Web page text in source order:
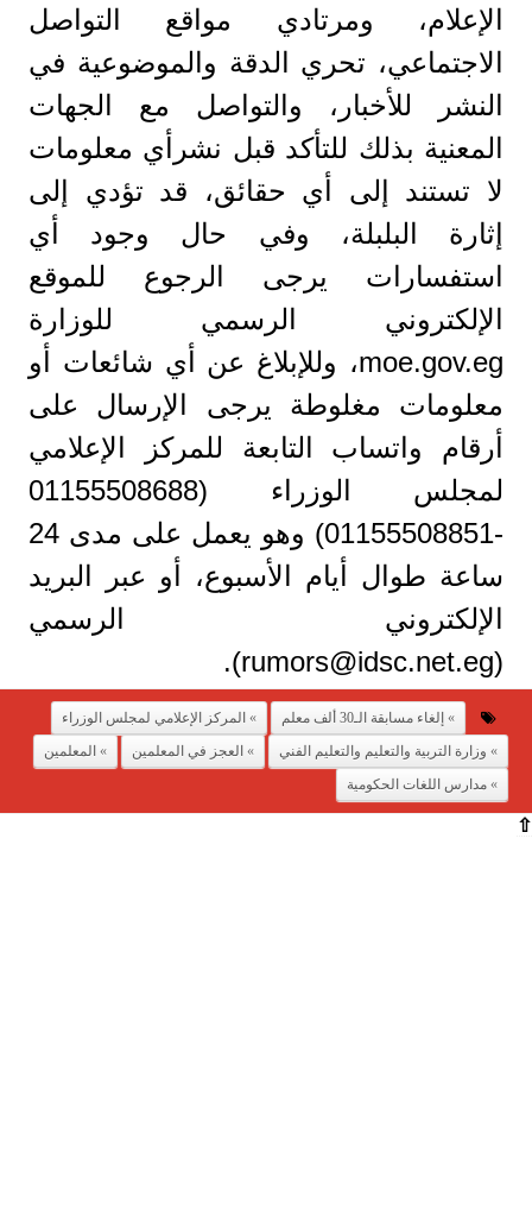
الإعلام، ومرتادي مواقع التواصل
الاجتماعي، تحري الدقة والموضوعية في
النشر للأخبار، والتواصل مع الجهات
المعنية بذلك للتأكد قبل نشرأي معلومات
لا تستند إلى أي حقائق، قد تؤدي إلى
إثارة البلبلة، وفي حال وجود أي
استفسارات يرجى الرجوع للموقع
الإلكتروني الرسمي للوزارة
moe.gov.eg، وللإبلاغ عن أي شائعات أو
معلومات مغلوطة يرجى الإرسال على
أرقام واتساب التابعة للمركز الإعلامي
لمجلس الوزراء (01155508688
-01155508851) وهو يعمل على مدى 24
ساعة طوال أيام الأسبوع، أو عبر البريد
الإلكتروني الرسمي
(
rumors@idsc.net.eg
).
إلغاء مسابقة الـ30 ألف معلم
المركز الإعلامي لمجلس الوزراء
وزارة التربية والتعليم والتعليم الفني
العجز في المعلمين
المعلمين
مدارس اللغات الحكومية
⇧